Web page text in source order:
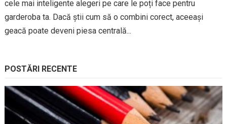
cele mai inteligente alegeri pe care le poți face pentru
garderoba ta. Dacă știi cum să o combini corect, aceeași
geacă poate deveni piesa centrală...
POSTĂRI RECENTE